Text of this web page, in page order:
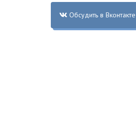
Обсудить в Вконтакте